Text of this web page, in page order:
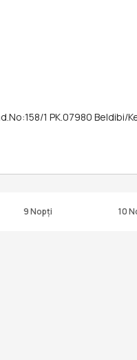
1 PK.07980 Beldibi/
9 Nopți 10